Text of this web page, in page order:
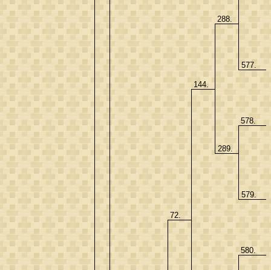
72.
144.
288.
577.
289.
578.
579.
580.